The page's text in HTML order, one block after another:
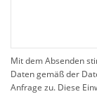
Mit dem Absenden
Daten gemäß der
Anfrage zu. Diese